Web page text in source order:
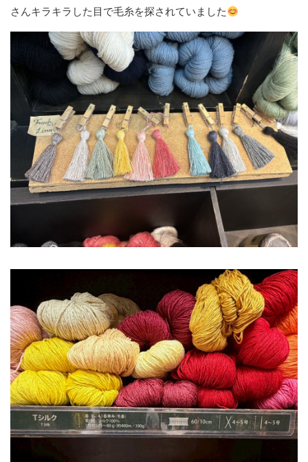
さんキラキラした目で毛糸を探されていました